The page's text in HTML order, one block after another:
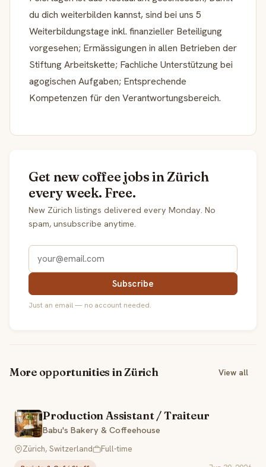
du dich weiterbilden kannst, sind bei uns 5
Weiterbildungstage inkl. finanzieller Beteiligung
vorgesehen; Ermässigungen in allen Betrieben der
Stiftung Arbeitskette; Fachliche Unterstützung bei
agogischen Aufgaben; Entsprechende
Kompetenzen für den Verantwortungsbereich.
Get new coffee jobs in Zürich
every week. Free.
New Zürich listings delivered every Monday. No
spam, unsubscribe anytime.
Subscribe
Just an email — no account needed.
More opportunities in Zürich View all
Production Assistant / Traiteur
Babu's Bakery & Coffeehouse
Zürich, Switzerland
Full-time